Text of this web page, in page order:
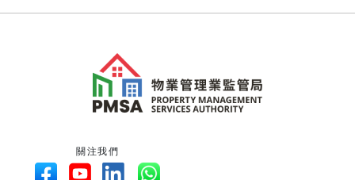
關注我們